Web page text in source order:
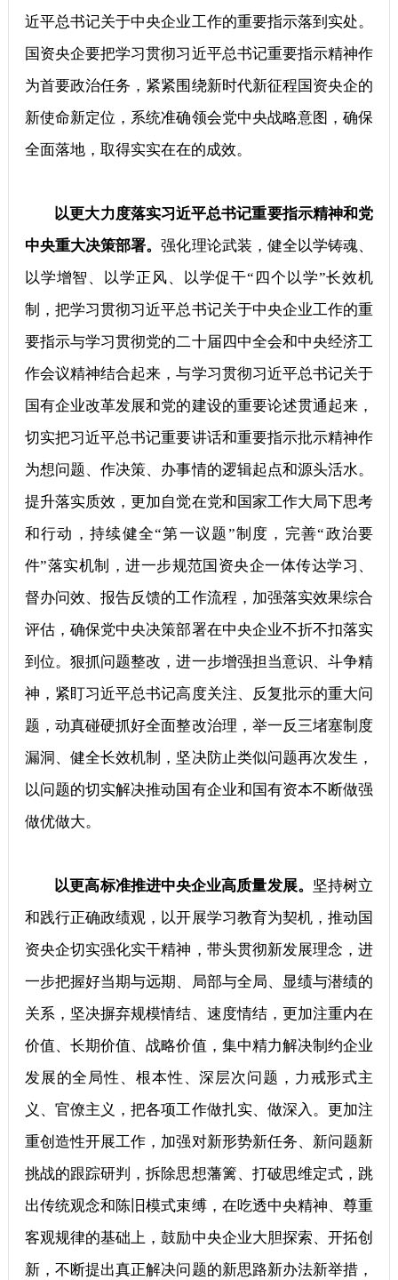
近平总书记关于中央企业工作的重要指示落到实处。
国资央企要把学习贯彻习近平总书记重要指示精神作
为首要政治任务，紧紧围绕新时代新征程国资央企的
新使命新定位，系统准确领会党中央战略意图，确保
全面落地，取得实实在在的成效。
以更大力度落实习近平总书记重要指示精神和党
中央重大决策部署。强化理论武装，健全以学铸魂、
以学增智、以学正风、以学促干“四个以学”长效机
制，把学习贯彻习近平总书记关于中央企业工作的重
要指示与学习贯彻党的二十届四中全会和中央经济工
作会议精神结合起来，与学习贯彻习近平总书记关于
国有企业改革发展和党的建设的重要论述贯通起来，
切实把习近平总书记重要讲话和重要指示批示精神作
为想问题、作决策、办事情的逻辑起点和源头活水。
提升落实质效，更加自觉在党和国家工作大局下思考
和行动，持续健全“第一议题”制度，完善“政治要
件”落实机制，进一步规范国资央企一体传达学习、
督办问效、报告反馈的工作流程，加强落实效果综合
评估，确保党中央决策部署在中央企业不折不扣落实
到位。狠抓问题整改，进一步增强担当意识、斗争精
神，紧盯习近平总书记高度关注、反复批示的重大问
题，动真碰硬抓好全面整改治理，举一反三堵塞制度
漏洞、健全长效机制，坚决防止类似问题再次发生，
以问题的切实解决推动国有企业和国有资本不断做强
做优做大。
以更高标准推进中央企业高质量发展。 坚持树立
和践行正确政绩观，以开展学习教育为契机，推动国
资央企切实强化实干精神，带头贯彻新发展理念，进
一步把握好当期与远期、局部与全局、显绩与潜绩的
关系，坚决摒弃规模情结、速度情结，更加注重内在
价值、长期价值、战略价值，集中精力解决制约企业
发展的全局性、根本性、深层次问题，力戒形式主
义、官僚主义，把各项工作做扎实、做深入。更加注
重创造性开展工作，加强对新形势新任务、新问题新
挑战的跟踪研判，拆除思想藩篱、打破思维定式，跳
出传统观念和陈旧模式束缚，在吃透中央精神、尊重
客观规律的基础上，鼓励中央企业大胆探索、开拓创
新，不断提出真正解决问题的新思路新办法新举措，